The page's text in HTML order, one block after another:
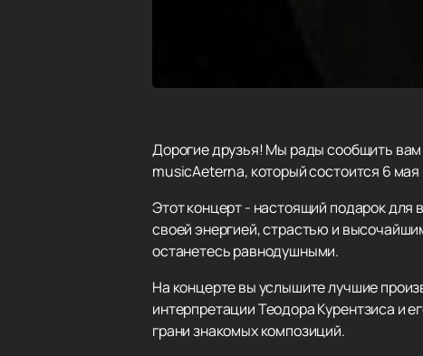
Дорогие друзья! Мы рады сообщить вам
musicAeterna, который состоится 6
Этот концерт - настоящий подарок для
своей энергией, страстью и
останетесь равнодушными.
На концерте вы услышите лучшие
интерпретации Теодора Курентзиса и
грани знакомых композиций.